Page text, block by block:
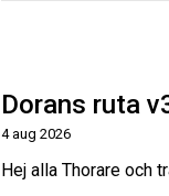
Dorans ruta
4 aug 2026
Hej alla Thorare och